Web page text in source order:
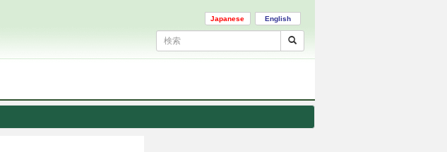
Japanese English